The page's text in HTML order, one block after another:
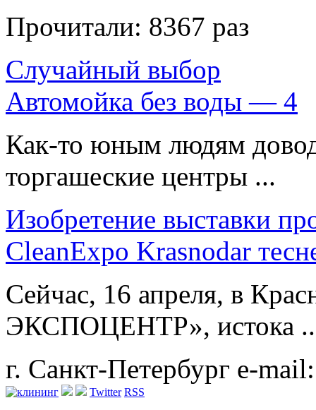
Прочитали: 8367 раз
Случайный выбор
Автомойка без воды — 4
Как-то юным людям
торгашеские центры ...
Изобретение выставки
CleanExpo Krasnodar
Сейчас, 16 апреля, в
ЭКСПОЦЕНТР», истока
г. Санкт-Петербург e-
Twitter RSS